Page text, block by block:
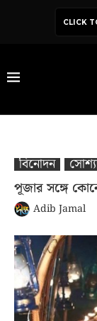
CLICK
বিনোদন
পূজার সঙ্গে
Adib Jamal